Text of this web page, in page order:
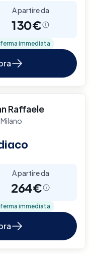
A partire da
130€
immediata
Raffaele
A partire da
264€
immediata